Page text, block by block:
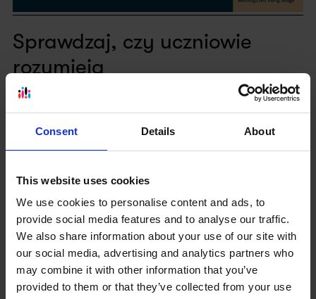
Consent Details About
This website uses cookies
We use cookies to personalise content and ads, to
provide social media features and to analyse our traffic.
We also share information about your use of our site with
our social media, advertising and analytics partners who
may combine it with other information that you’ve
provided to them or that they’ve collected from your use
Sprawdzaj, czy uczniowie
rozumieją
To, że ktoś z tłumu krzyknął, że „wszystko jasne”, to znaczy
tyle, że ta jedna osoba myśli, że wie, o co chodzi. Sprawdzaj
z uczniami, czy rozumieją treść poleceń i znaczenie słów oraz
nie wiedzą. Zacznij robić zadanie powoli, razem z nimi.
Pierwszy przykład, drugi. W końcu załapią (czasem to
charakterystyczne załapanie następuje po kilku lekcjach,
ale wiele zadań w podręcznikach ma podobną strukturę i
uczniowie są w stanie się tej mechaniki w końcu nauczyć – i
za którymś razem nie trzeba będzie im znów tego
tłumaczyć).